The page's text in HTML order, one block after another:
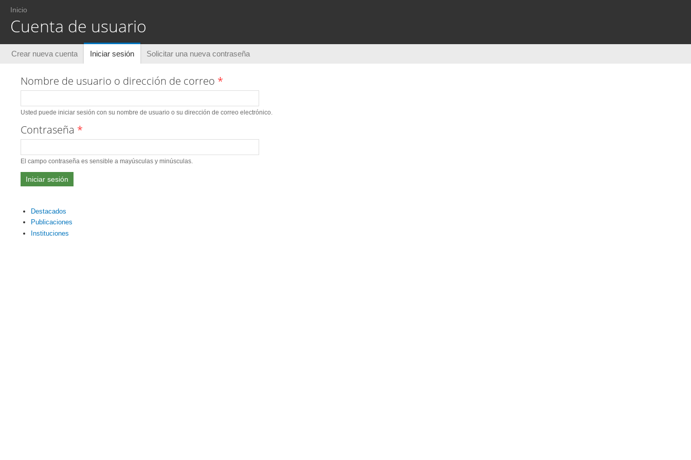
Usted está aquí
Inicio
Cuenta de usuario
Solapas principales
Crear nueva cuenta Iniciar sesión (solapa activa)
Solicitar una nueva contraseña
Nombre de usuario o dirección de correo *
Usted puede iniciar sesión con su nombre de usuario o su dirección de correo electrónico.
Contraseña *
El campo contraseña es sensible a mayúsculas y minúsculas.
Destacados
Publicaciones
Instituciones